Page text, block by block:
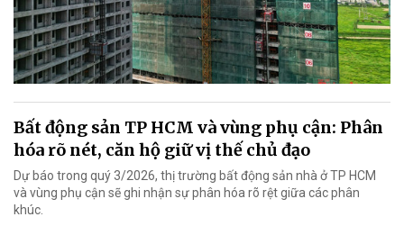
Bất động sản TP HCM và vùng phụ cận: Phân
hóa rõ nét, căn hộ giữ vị thế chủ đạo
Dự báo trong quý 3/2026, thị trường bất động sản nhà ở TP HCM
và vùng phụ cận sẽ ghi nhận sự phân hóa rõ rệt giữa các phân
khúc.